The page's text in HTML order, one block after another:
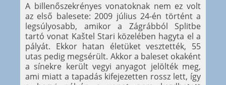
A billenőszekrényes vonatoknak nem ez volt
az első balesete: 2009 július 24-én történt a
legsúlyosabb, amikor a Zágrábból Splitbe
tartó vonat Kaštel Stari közelében hagyta el a
pályát. Ekkor hatan életüket vesztették, 55
utas pedig megsérült. Akkor a baleset okaként
a sínekre került vegyi anyagot jelölték meg,
ami miatt a tapadás kifejezetten rossz lett, így